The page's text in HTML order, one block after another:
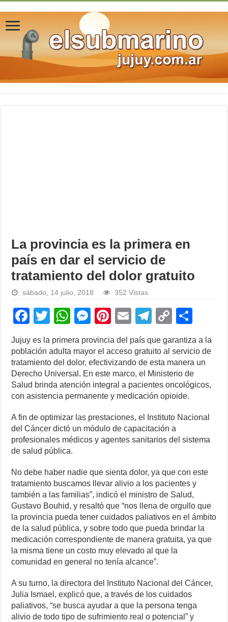
La provincia es la primera en
país en dar el servicio de
tratamiento del dolor gratuito
sábado, 14 julio, 2018 352 Vistas
F
c
e
b
o
o
k
T
wi
tt
er
W
at
s
A
p
p
M
e
ss
e
n
g
er
Pi
nt
er
e
st
E
m
ail
T
e
gr
a
m
C
p
y
Li
n
k
ar
e
Jujuy es la primera provincia del país que garantiza a la
población adulta mayor el acceso gratuito al servicio de
tratamiento del dolor, efectivizando de esta manera un
Derecho Universal. En este marco, el Ministerio de
Salud brinda atención integral a pacientes oncológicos,
con asistencia permanente y medicación opioide.
A fin de optimizar las prestaciones, el Instituto Nacional
del Cáncer dictó un módulo de capacitación a
profesionales médicos y agentes sanitarios del sistema
de salud pública.
No debe haber nadie que sienta dolor, ya que con este
tratamiento buscamos llevar alivio a los pacientes y
también a las familias”, indicó el ministro de Salud,
Gustavo Bouhid, y resaltó que “nos llena de orgullo que
la provincia pueda tener cuidados paliativos en el ámbito
de la salud pública, y sobre todo que pueda brindar la
medicación correspondiente de manera gratuita, ya que
la misma tiene un costo muy elevado al que la
comunidad en general no tenía alcance”.
A su turno, la directora del Instituto Nacional del Cáncer,
Julia Ismael, explicó que, a través de los cuidados
paliativos, “se busca ayudar a que la persona tenga
alivio de todo tipo de sufrimiento real o potencial” y